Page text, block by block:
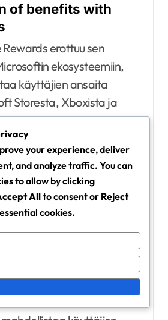
of benefits with
erottuu sen
ekosysteemiin,
käyttäjien ansaita
Storesta, Xboxista ja
palveluista tehtyjen
Sen sijaan monet
keskittyvät tiettyihin
tai palveluihin,
monipuolisuutta.
Amazon tarjoaa
ostoksista, Microsoft
myös ohjelmistonsa ja
your experience, deliver
and analyze traffic. You can
to allow by clicking
Allto consent or Reject
cookies.